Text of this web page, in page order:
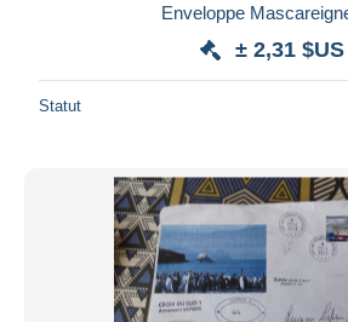
Enveloppe
± 2,31 $US
Statut